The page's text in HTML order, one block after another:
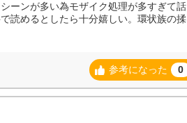
ーンが多い為モザイク処理が多すぎて話
読めるとしたら十分嬉しい。環状族の揉
参考になった 0